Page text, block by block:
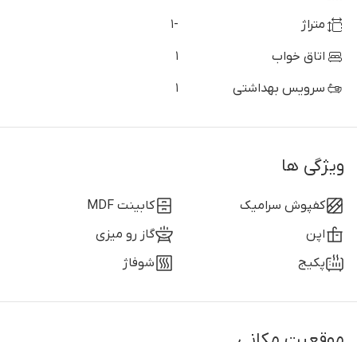
متراژ
-1
اتاق خواب
1
سرویس بهداشتی
1
ویژگی ها
کفپوش سرامیک
کابینت MDF
اپن
گاز رو میزی
پکیج
شوفاژ